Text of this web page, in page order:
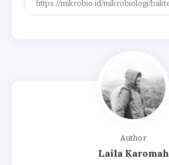
Author
Laila Karomah